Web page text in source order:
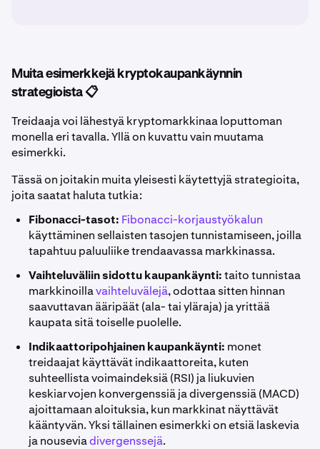
Muita esimerkkejä kryptokaupankäynnin
strategioista 📋
Treidaaja voi lähestyä kryptomarkkinaa loputtoman
monella eri tavalla. Yllä on kuvattu vain muutama
esimerkki.
Tässä on joitakin muita yleisesti käytettyjä strategioita,
joita saatat haluta tutkia:
Fibonacci-tasot: Fibonacci-korjaustyökalun
käyttäminen sellaisten tasojen tunnistamiseen, joilla
tapahtuu paluuliike trendaavassa markkinassa.
Vaihteluväliin sidottu kaupankäynti:taito tunnistaa
markkinoillavaihteluvälejä, odottaa sitten hinnan
saavuttavan ääripäät (ala- tai yläraja) ja yrittää
kaupata sitä toiselle puolelle.
Indikaattoripohjainen kaupankäynti: monet
treidaajat käyttävät indikaattoreita, kuten
suhteellista voimaindeksiä (RSI) ja liukuvien
keskiarvojen konvergenssiä ja divergenssiä (MACD)
ajoittamaan aloituksia, kun markkinat näyttävät
kääntyvän. Yksi tällainen esimerkki on etsiä laskevia
ja nouseviadivergenssejä.